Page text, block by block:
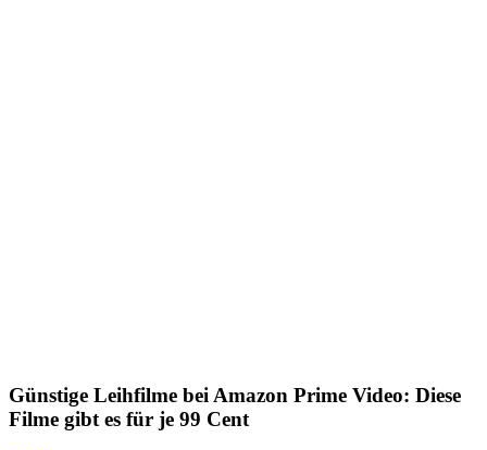
Günstige Leihfilme bei Amazon Prime Video: Diese
Filme gibt es für je 99 Cent